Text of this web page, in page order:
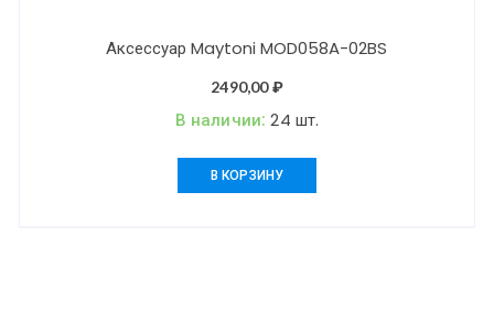
Аксессуар Maytoni MOD058A-02BS
2490,00₽
В наличии:24 шт.
В КОРЗИНУ